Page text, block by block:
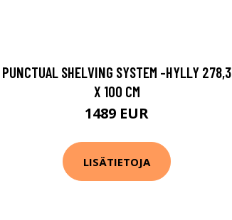
PUNCTUAL SHELVING SYSTEM -HYLLY 278,3
X 100 CM
1489 EUR
LISÄTIETOJA